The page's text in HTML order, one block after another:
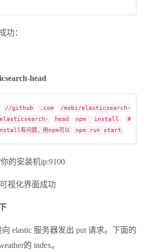
功：
head
//github .com
/mobz/elasticsearch-
elasticsearch- head npm install
#
有问题，用npm可以
npm run start
的安装机ip:9100
可视化界面成功
elastic 服务器发出 put 请求。下面的
的 index。